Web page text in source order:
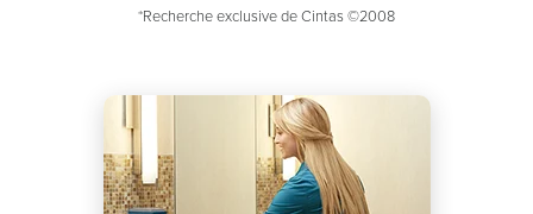
*Recherche exclusive de Cintas ©2008